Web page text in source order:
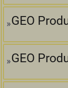
GEO
GEO